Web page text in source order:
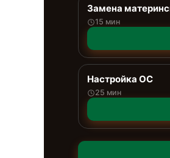
Замена
15 мин
Настройка ОС
25 мин